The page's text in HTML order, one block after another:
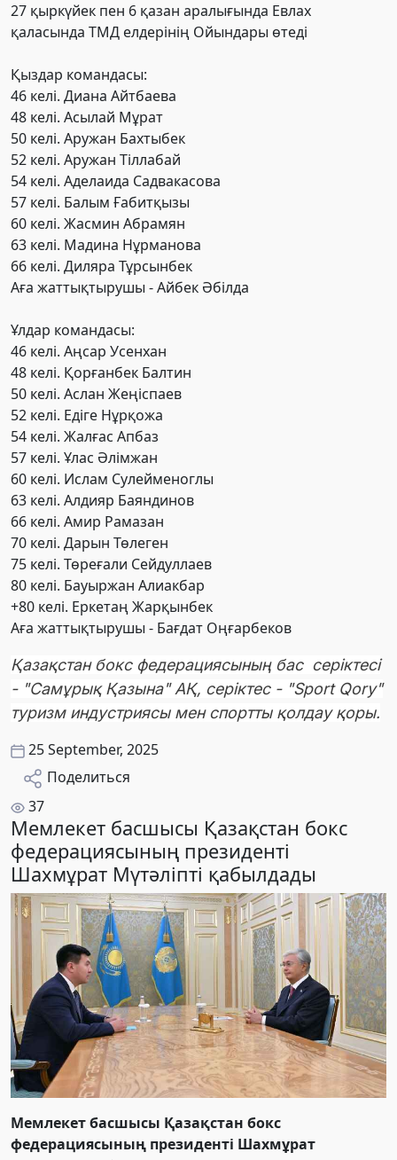
27 қыркүйек пен 6 қазан аралығында Евлах
қаласында ТМД елдерінің Ойындары өтеді
Қыздар командасы:
46 келі. Диана Айтбаева
48 келі. Асылай Мұрат
50 келі. Аружан Бахтыбек
52 келі. Аружан Тіллабай
54 келі. Аделаида Садвакасова
57 келі. Балым Ғабитқызы
60 келі. Жасмин Абрамян
63 келі. Мадина Нұрманова
66 келі. Диляра Тұрсынбек
Аға жаттықтырушы - Айбек Әбілда
Ұлдар командасы:
46 келі. Аңсар Усенхан
48 келі. Қорғанбек Балтин
50 келі. Аслан Жеңіспаев
52 келі. Едіге Нұрқожа
54 келі. Жалғас Апбаз
57 келі. Ұлас Әлімжан
60 келі. Ислам Сулейменоглы
63 келі. Алдияр Баяндинов
66 келі. Амир Рамазан
70 келі. Дарын Төлеген
75 келі. Төреғали Сейдуллаев
80 келі. Бауыржан Алиакбар
+80 келі. Еркетаң Жарқынбек
Аға жаттықтырушы - Бағдат Оңғарбеков
Қазақстан бокс федерациясының бас серіктесі
- "Самұрық Қазына" АҚ, серіктес - "Sport Qory"
туризм индустриясы мен спортты қолдау қоры.
25 September, 2025
Поделиться
37
Мемлекет басшысы Қазақстан бокс
федерациясының президенті
Шахмұрат Мүтәліпті қабылдады
Мемлекет басшысы Қазақстан бокс
федерациясының президенті Шахмұрат